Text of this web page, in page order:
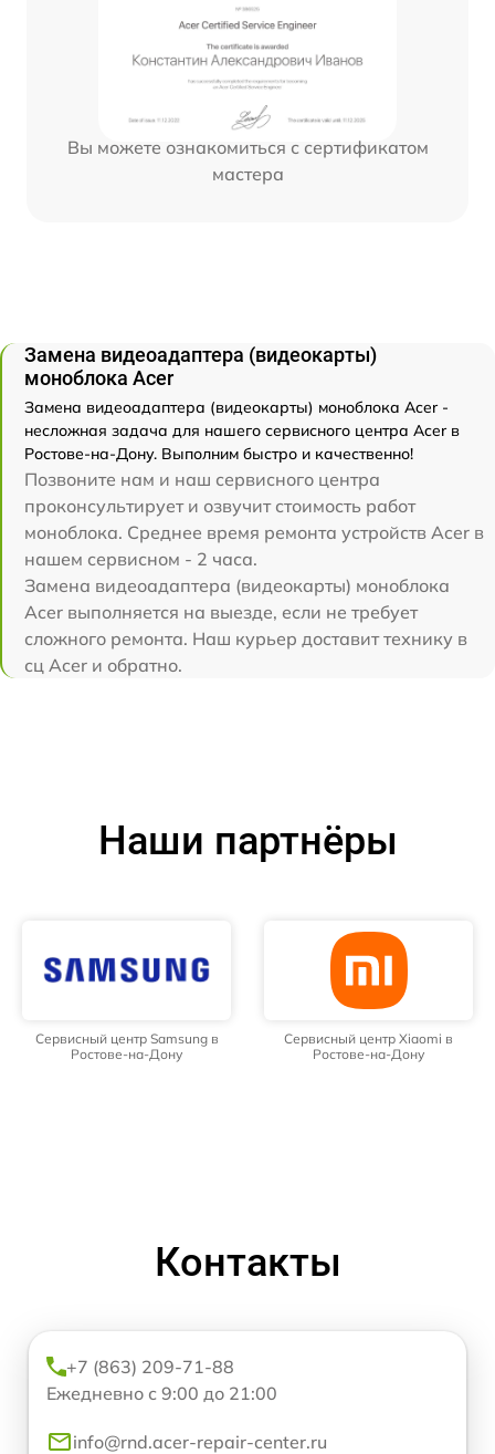
Вы можете ознакомиться с сертификатом
мастера
Замена видеоадаптера (видеокарты)
моноблока Acer
Замена видеоадаптера (видеокарты) моноблока Acer -
несложная задача для нашего сервисного центра Acer в
Ростове-на-Дону. Выполним быстро и качественно!
Позвоните нам и наш сервисного центра
проконсультирует и озвучит стоимость работ
моноблока. Среднее время ремонта устройств Acer в
нашем сервисном - 2 часа.
Замена видеоадаптера (видеокарты) моноблока
Acer выполняется на выезде, если не требует
сложного ремонта. Наш курьер доставит технику в
сц Acer и обратно.
Наши партнёры
Сервисный центр Samsung в
Ростове-на-Дону
Сервисный центр Xiaomi в
Ростове-на-Дону
Контакты
+7 (863) 209-71-88
Ежедневно с 9:00 до 21:00
info@rnd.acer-repair-center.ru